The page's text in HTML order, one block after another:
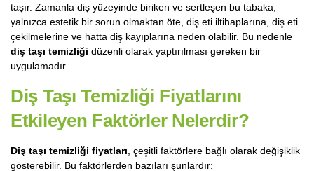
taşır. Zamanla diş yüzeyinde biriken ve sertleşen bu tabaka,
yalnızca estetik bir sorun olmaktan öte, diş eti iltihaplarına, diş eti
çekilmelerine ve hatta diş kayıplarına neden olabilir. Bu nedenle
diş taşı temizliği düzenli olarak yaptırılması gereken bir
uygulamadır.
Diş Taşı Temizliği Fiyatlarını
Etkileyen Faktörler Nelerdir?
Diş taşı temizliği fiyatları , çeşitli faktörlere bağlı olarak değişiklik
gösterebilir. Bu faktörlerden bazıları şunlardır: